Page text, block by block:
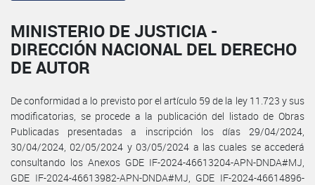
MINISTERIO DE JUSTICIA -
DIRECCIÓN NACIONAL DEL DERECHO
DE AUTOR
De conformidad a lo previsto por el artículo 59 de la ley 11.723 y sus
modificatorias, se procede a la publicación del listado de Obras
Publicadas presentadas a inscripción los días 29/04/2024,
30/04/2024, 02/05/2024 y 03/05/2024 a las cuales se accederá
consultando los Anexos GDE IF-2024-46613204-APN-DNDA#MJ,
GDE IF-2024-46613982-APN-DNDA#MJ, GDE IF-2024-46614896-